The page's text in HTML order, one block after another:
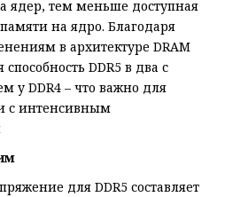
ядер, тем меньше доступная
на ядро. Благодаря
в архитектуре DRAM
DDR5 в два с
у DDR4 – что важно для
с интенсивным
для DDR5 составляет